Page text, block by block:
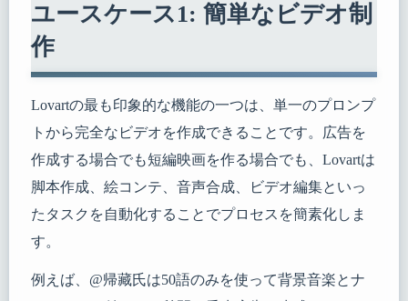
ユースケース1: 簡単なビデオ制
作
Lovartの最も印象的な機能の一つは、単一のプロンプ
トから完全なビデオを作成できることです。広告を
作成する場合でも短編映画を作る場合でも、Lovartは
脚本作成、絵コンテ、音声合成、ビデオ編集といっ
たタスクを自動化することでプロセスを簡素化しま
す。
例えば、@帰藏氏は50語のみを使って背景音楽とナ